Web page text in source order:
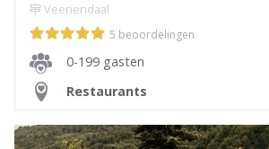
Veenendaal
5 beoordelingen
0-199 gasten
Restaurants